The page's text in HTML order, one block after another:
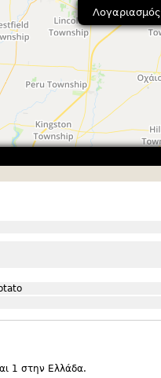
1 στην Ελλάδα.
Λογαριασμός